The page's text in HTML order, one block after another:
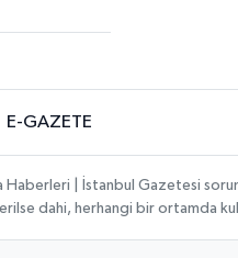
E-GAZETE
Haberleri | İstanbul Gazetesi
dahi, herhangi bir ortamda